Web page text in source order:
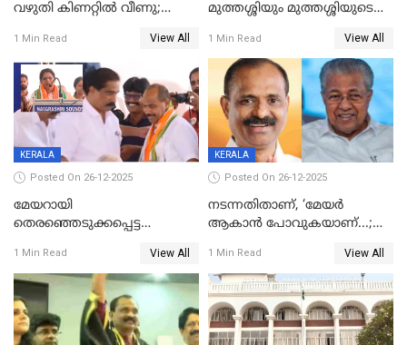
വഴുതി കിണറ്റിൽ വീണു;
ദാരുണാന്ത്യം
1 Min Read View All
മുത്തശ്ശിയും മുത്തശ്ശിയുടെ
മരിച്ചനിലയിൽ
1 Min Read View All
KERALA
Posted On 26-12-2025
മേയറായി
തെരഞ്ഞെടുക്കപ്പെട്ട
ആദ്യ വോട്ട് അസാധു; കണ്ണൂർ
ഡെപ്യൂട്ടി മേയർ സ്ഥാനത്ത്
താഹിറിന് വിജയം
1 Min Read View All
KERALA
Posted On 26-12-2025
നടന്നതിതാണ്, ‘മേയർ
ആകാൻ പോവുകയാണ്...;
മുഖ്യമന്ത്രിയുടെ ഓഫീസ്
തന്നെ വിശദീകരിയ്ക്കുന്നു;
സത്യമിതാണ്
1 Min Read View All